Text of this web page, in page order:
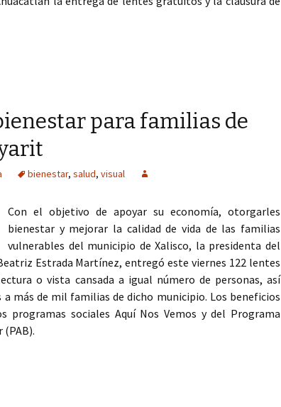
profesional para Ahuacatlán: DIF Nayarit
para familias de
bienestar, salud, visual
Con el objetivo de apoyar su economía, otorgarles
bienestar y mejorar la calidad de vida de las familias
vulnerables del municipio de Xalisco, la presidenta del
Estrada Martínez, entregó este viernes 122 lentes
o vista cansada a igual número de personas, así
más de mil familias de dicho municipio. Los beneficios
programas sociales Aquí Nos Vemos y del Programa
para familias de Xalisco: DIF Nayarit